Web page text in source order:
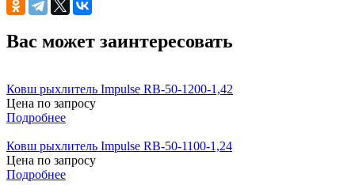
Вас может заинтересовать
Ковш рыхлитель Impulse RB-50-1200-1,42
Цена по запросу
Подробнее
Ковш рыхлитель Impulse RB-50-1100-1,24
Цена по запросу
Подробнее